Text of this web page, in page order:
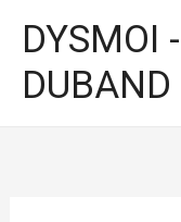
contenu
DYSMOI